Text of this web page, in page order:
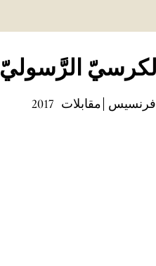
الرَّسوليّ
فرنسيس مقابلات 2017